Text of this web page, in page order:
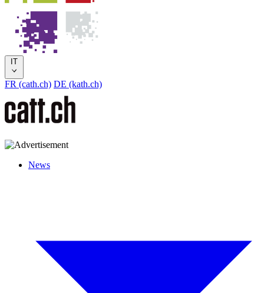
IT
FR (cath.ch) DE (kath.ch)
News